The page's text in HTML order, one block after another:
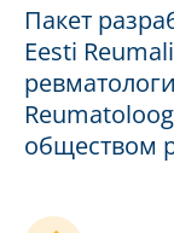
Пакет
Eesti
обществом